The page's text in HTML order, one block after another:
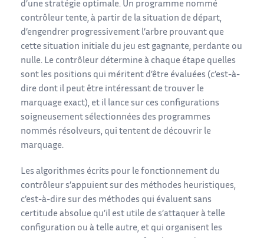
d’une stratégie optimale. Un programme nommé
contrôleur tente, à partir de la situation de départ,
d’engendrer progressivement l’arbre prouvant que
cette situation initiale du jeu est gagnante, perdante ou
nulle. Le contrôleur détermine à chaque étape quelles
sont les positions qui méritent d’être évaluées (c’est-à-
dire dont il peut être intéressant de trouver le
marquage exact), et il lance sur ces configurations
soigneusement sélectionnées des programmes
nommés résolveurs, qui tentent de découvrir le
marquage.
Les algorithmes écrits pour le fonctionnement du
contrôleur s’appuient sur des méthodes heuristiques,
c’est-à-dire sur des méthodes qui évaluent sans
certitude absolue qu’il est utile de s’attaquer à telle
configuration ou à telle autre, et qui organisent les